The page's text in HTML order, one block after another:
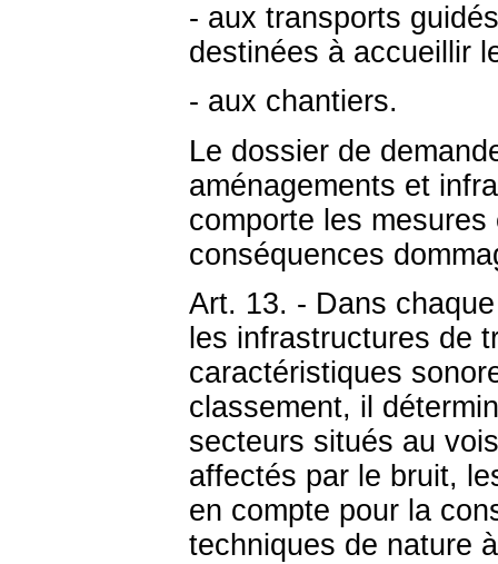
- aux transports
destinées à accueillir
- aux chantiers.
Le dossier de
aménagements et
comporte les
conséquences
Art. 13. - Dans
les infrastructures de
caractéristiques
classement, il
secteurs situés au
affectés par le bruit,
en compte pour la
techniques de nature